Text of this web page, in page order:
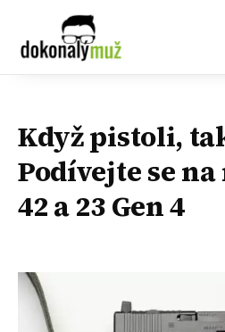
Když pistoli,
Podívejte se
42 a 23 Gen 4